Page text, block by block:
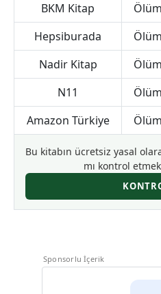
BKM Kitap
Hepsiburada
Nadir Kitap
N11
Amazon Türkiye
Bu kitabın ücretsiz yasal
mı kontrol
Sponsorlu İçerik